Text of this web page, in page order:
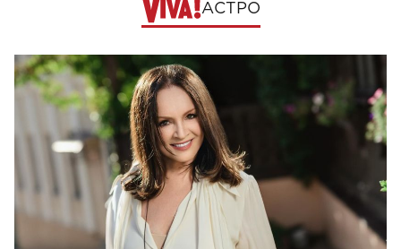
АСТРО